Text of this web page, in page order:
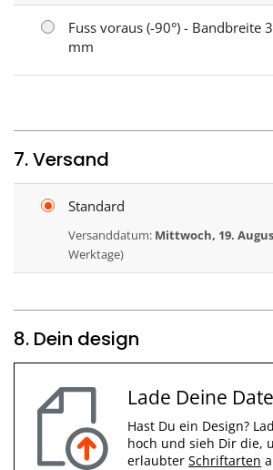
Fuss voraus (-90°) - Bandbreite
mm
7. Versand
Standard
Versanddatum: Mittwoch, 19.
Werktage)
8. Dein design
Lade Deine
Hast Du ein Design?
hoch und sieh Dir die,
erlaubterSchriftarten